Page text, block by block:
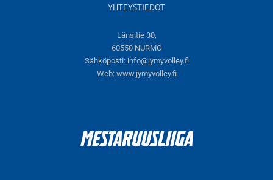
YHTEYSTIEDOT
Länsitie 30,
60550 NURMO
Sähköposti: info@jymyvolley.fi
Web: www.jymyvolley.fi